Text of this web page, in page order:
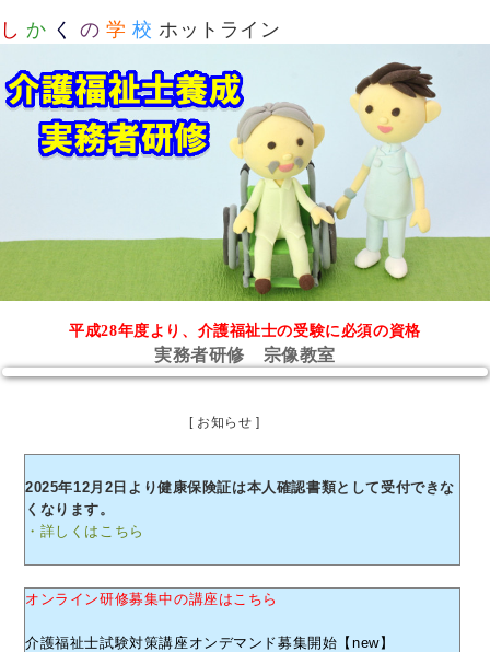
し か く の 学 校 ホットライン
平成28年度より、介護福祉士の受験に必須の資格
実務者研修 宗像教室
[ お知らせ ]
2025年12月2日より健康保険証は本人確認書類として受付できな
くなります。
・詳しくはこちら
オンライン研修募集中の講座はこちら
介護福祉士試験対策講座オンデマンド募集開始【new】